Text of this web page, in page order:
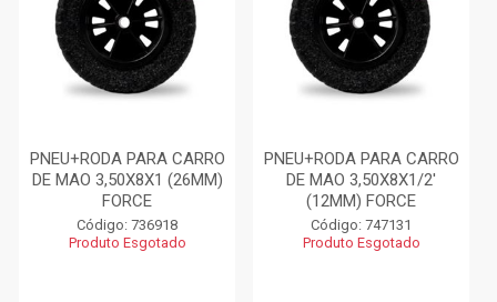
PNEU+RODA PARA CARRO
DE MAO 3,50X8X1 (26MM)
FORCE
Código: 736918
Produto Esgotado
PNEU+RODA PARA CARRO
DE MAO 3,50X8X1/2'
(12MM) FORCE
Código: 747131
Produto Esgotado